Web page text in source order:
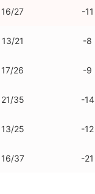
16/27 -11
13/21 -8
17/26 -9
21/35 -14
13/25 -12
16/37 -21